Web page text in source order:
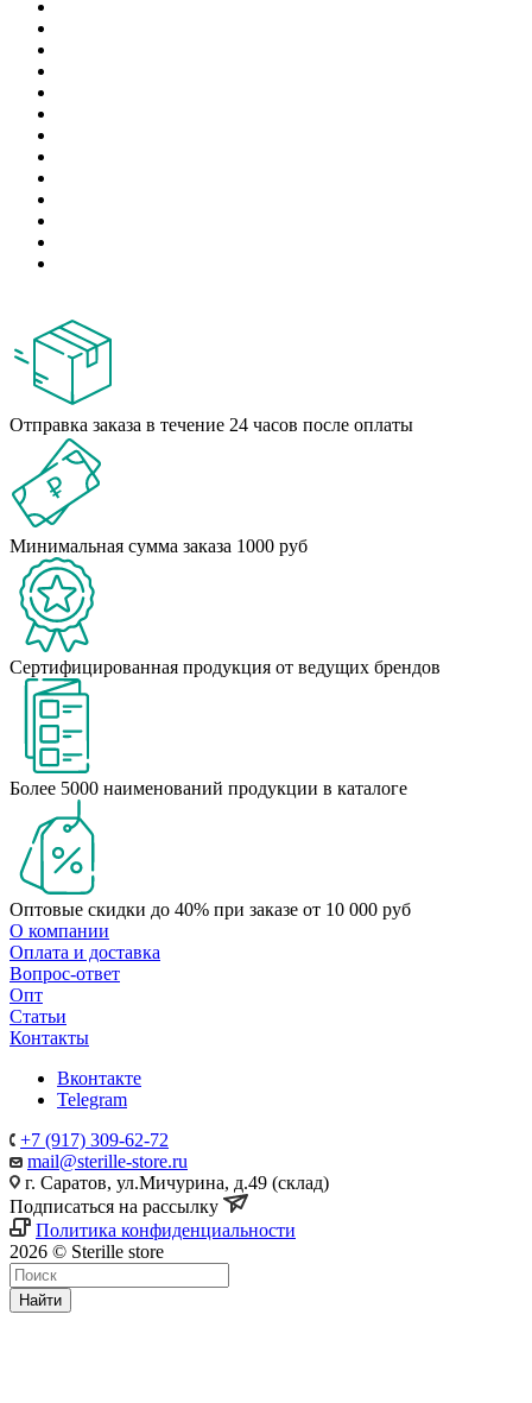
Отправка заказа в течение 24 часов после оплаты
Минимальная сумма заказа 1000 руб
Сертифицированная продукция от ведущих брендов
Более 5000 наименований продукции в каталоге
Оптовые скидки до 40% при заказе от 10 000 руб
О компании
Оплата и доставка
Вопрос-ответ
Опт
Статьи
Контакты
Вконтакте
Telegram
+7 (917) 309-62-72
mail@sterille-store.ru
г. Саратов, ул.Мичурина, д.49 (склад)
Подписаться на рассылку
Политика конфиденциальности
2026 © Sterille store
Найти